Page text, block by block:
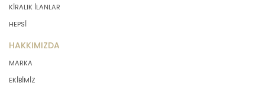
KİRALIK İLANLAR
HEPSİ
HAKKIMIZDA
MARKA
EKİBİMİZ